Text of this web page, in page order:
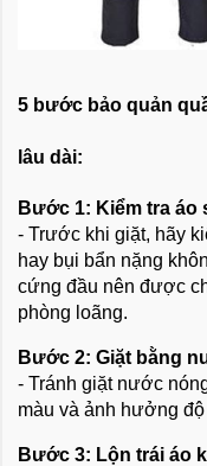
5 bước bảo quản
lâu dài:
Bước 1: Kiểm tra áo
- Trước khi giặt, hãy
hay bụi bẩn nặng
cứng đầu nên được
phòng loãng.
Bước 2: Giặt bằng
- Tránh giặt nước
màu và ảnh hưởng
Bước 3: Lộn trái áo